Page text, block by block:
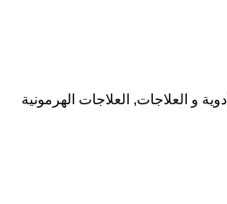
و العلاجات, العلاجات الهرمونية